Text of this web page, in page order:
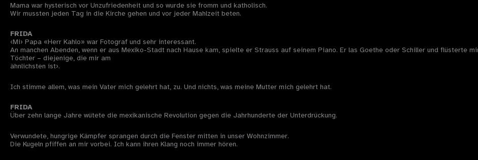
Mama war hysterisch vor Unzufriedenheit und so wurde sie fromm und katholisch.
Wir mussten jeden Tag in die Kirche gehen und vor jeder Mahlzeit beten.
FRIDA
‹Mi› Papa «Herr Kahlo» war Fotograf und sehr interessant.
An manchen Abenden, wenn er aus Mexiko-Stadt nach Hause kam, spielte er Strauss auf seinem Piano. Er las Goethe oder Schiller und flüsterte
Töchter – diejenige, die mir am
ähnlichsten ist›.
Ich stimme allem, was mein Vater mich gelehrt hat, zu. Und nichts, was meine Mutter mich gelehrt hat.
FRIDA
Über zehn lange Jahre wütete die mexikanische Revolution gegen die Jahrhunderte der Unterdrückung.
Verwundete, hungrige Kämpfer sprangen durch die Fenster mitten in unser Wohnzimmer.
Die Kugeln pfiffen an mir vorbei. Ich kann ihren Klang noch immer hören.